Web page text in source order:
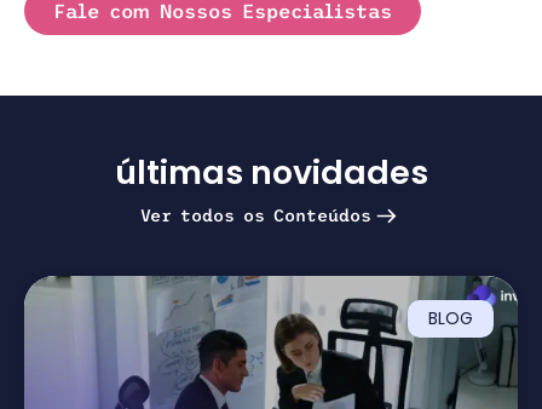
Fale com Nossos Especialistas
últimas novidades
Ver todos os Conteúdos
BLOG